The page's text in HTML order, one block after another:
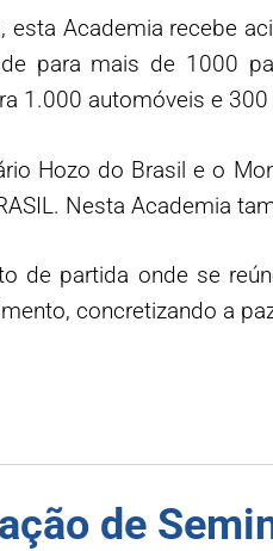
esta Academia recebe
para mais de 1000
1.000 automóveis e
Hozo do Brasil e o
Nesta Academia
de partida onde se
concretizando a
de